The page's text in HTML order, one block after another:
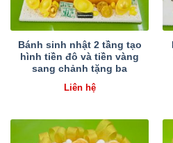
Bánh sinh nhật 2 tầng tạo
hình tiền đô và tiền vàng
sang chảnh tặng ba
Liên hệ